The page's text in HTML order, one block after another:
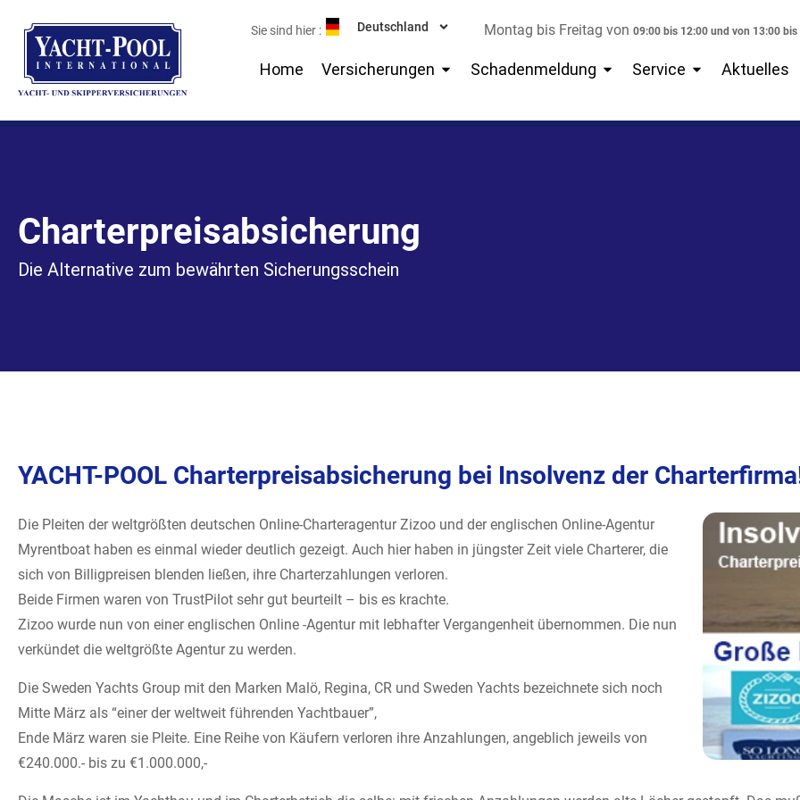
Inhalt
springen
Sie sind hier : Deutschland Montag bis Freitag von 09:00 bis 12:00 und von 13:00 bis
Home Versicherungen Öffne Versicherungen
Schadenmeldung Öffne Schadenmeldung
Service Öffne Service
Aktuelles
Charterpreisabsicherung
Die Alternative zum bewährten Sicherungsschein
YACHT-POOL Charterpreisabsicherung bei Insolvenz der
Die Pleiten der weltgrößten deutschen Online-Charteragentur Zizoo und der englischen Online-Agentur
Myrentboat haben es einmal wieder deutlich gezeigt. Auch hier haben in jüngster Zeit viele Charterer, die
sich von Billigpreisen blenden ließen, ihre Charterzahlungen verloren.
Beide Firmen waren von TrustPilot sehr gut beurteilt – bis es krachte.
Zizoo wurde nun von einer englischen Online -Agentur mit lebhafter Vergangenheit übernommen. Die nun
verkündet die weltgrößte Agentur zu werden.
Die Sweden Yachts Group mit den Marken Malö, Regina, CR und Sweden Yachts bezeichnete sich noch
Mitte März als “einer der weltweit führenden Yachtbauer”,
Ende März waren sie Pleite. Eine Reihe von Käufern verloren ihre Anzahlungen, angeblich jeweils von
€240.000.- bis zu €1.000.000,-